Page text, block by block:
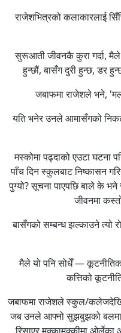
राजेशभित्रको कलाकारलाई
सुरूआती जीवनकै कुरा गर्दा,
हुन्छौं, बासँग दुरी हुन्छ, डर
जबाफमा राजेशले भने,
यति भनेर उनले आमासँगको
मस्कोमा पढ्दाको एउटा घटना
पाँच दिन स्कुलबाट निष्कासन
पुग्यो? सूचना पाएपछि बाले के
जीवनमा कस्तो
बासँगको सम्बन्ध झल्काउने त्यो
मैले यो पनि सोधेँ — कूटनीतिक
कत्तिको
जबाफमा राजेशले स्कुल/कलेजदेखि
जब उनले आफ्नो सुझबुझको बलमा
रिसाएर मुक्कामुक्कीमा